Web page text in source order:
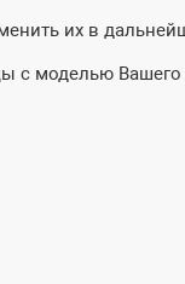
их в
с моделью